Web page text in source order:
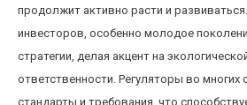
продолжит активно расти и
инвесторов, особенно молодое
стратегии, делая акцент на
ответственности. Регуляторы во многих
стандарты и требования, что